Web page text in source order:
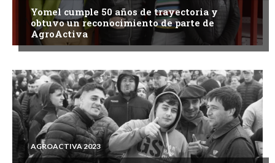
Yomel cumple 50 años de trayectoria y
obtuvo un reconocimiento de parte de
AgroActiva
AGROACTIVA 2023